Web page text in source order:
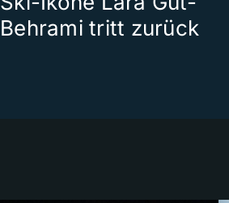
Behrami tritt zurück